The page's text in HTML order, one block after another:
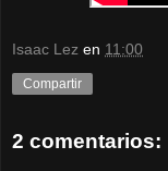
Isaac Lez en 11:00
Compartir
2 comentarios: